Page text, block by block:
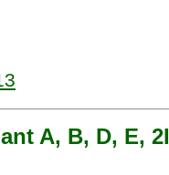
A, B, D, E, 2I